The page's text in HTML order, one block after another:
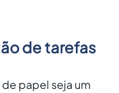
de tarefas
papel seja um